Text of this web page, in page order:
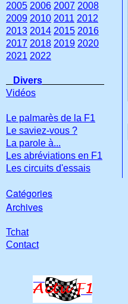
2005 2006 2007 2008
2009 2010 2011 2012
2013 2014 2015 2016
2017 2018 2019 2020
2021 2022
Divers
Vidéos
Le palmarès de la F1
Le saviez-vous ?
La parole à...
Les abréviations en F1
Les circuits d'essais
Catégories
Archives
Tchat
Contact